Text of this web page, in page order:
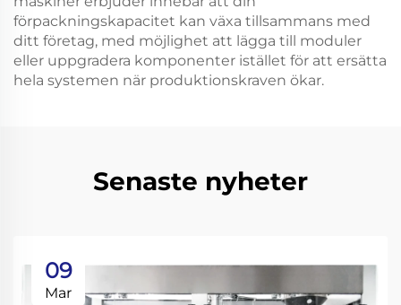
förpackningskapacitet kan växa tillsammans med
ditt företag, med möjlighet att lägga till moduler
eller uppgradera komponenter istället för att ersätta
hela systemen när produktionskraven ökar.
Senaste nyheter
09
Mar